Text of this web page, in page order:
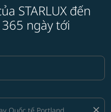
STARLUX đến
ngày tới
close